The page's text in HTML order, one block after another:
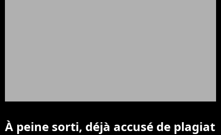
À peine sorti, déjà accusé de plagiat